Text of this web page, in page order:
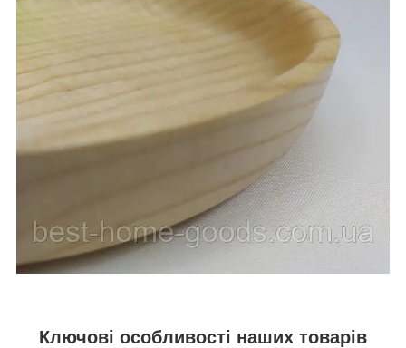
Ключові особливості наших товарів